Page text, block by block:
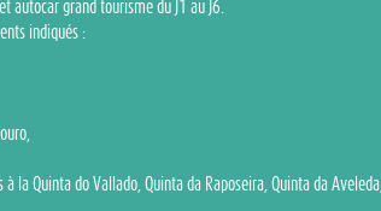
autocar grand tourisme du J1 au J6.
indiqués :
la Quinta do Vallado, Quinta da Raposeira, Quinta da Aveleda,